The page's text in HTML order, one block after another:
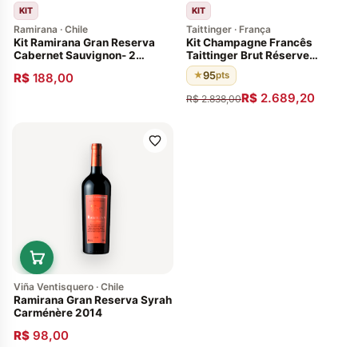
KIT
Ramirana · Chile
Kit Ramirana Gran Reserva
Cabernet Sauvignon- 2
R$ 188,00
KIT
Taittinger · França
Kit Champagne Francês
Taittinger Brut Réserve
750ml - 6 Garrafas
★95pts
R$2.838,00R$ 2.689,20
Viña Ventisquero · Chile
Ramirana Gran Reserva Syrah
Carménère 2014
R$ 98,00